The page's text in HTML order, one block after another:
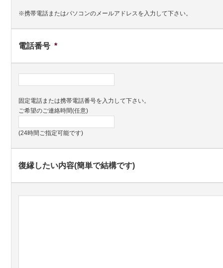
※携帯電話またはパソコンのメールアドレスを入力して下さい。
電話番号 *
固定電話または携帯電話番号を入力して下さい。
ご希望のご連絡時間(任意)
(24時間ご指定可能です)
復縁したい内容(簡単で結構です)